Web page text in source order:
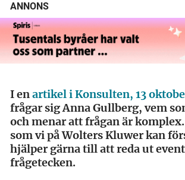
ANNONS
I enartikel i Konsulten, 13
frågar sig Anna Gullberg, vem
och menar att frågan är
som vi på Wolters Kluwer kan
hjälper gärna till att reda ut
frågetecken.